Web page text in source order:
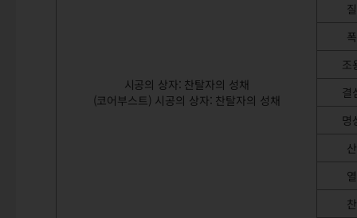
시공의 상자: 찬탈자의 성채
(코어부스트) 시공의 상자: 찬탈자의 성채
조
결
명